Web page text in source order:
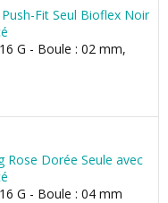
Fit Seul Bioflex Noir
G - Boule : 02 mm,
Rose Dorée Seule avec
G - Boule : 04 mm